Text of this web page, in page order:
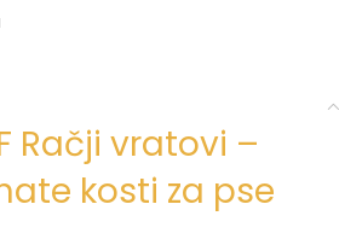
Račji vratovi –
kosti za pse